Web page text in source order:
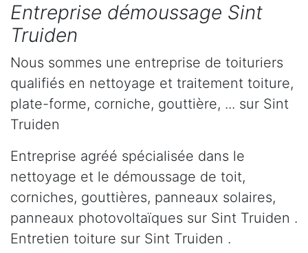
Entreprise démoussage Sint
Truiden
Nous sommes une entreprise de toituriers
qualifiés en nettoyage et traitement toiture,
plate-forme, corniche, gouttière, ... sur Sint
Truiden
Entreprise agréé spécialisée dans le
nettoyage et le démoussage de toit,
corniches, gouttières, panneaux solaires,
panneaux photovoltaïques sur Sint Truiden .
Entretien toiture sur Sint Truiden .